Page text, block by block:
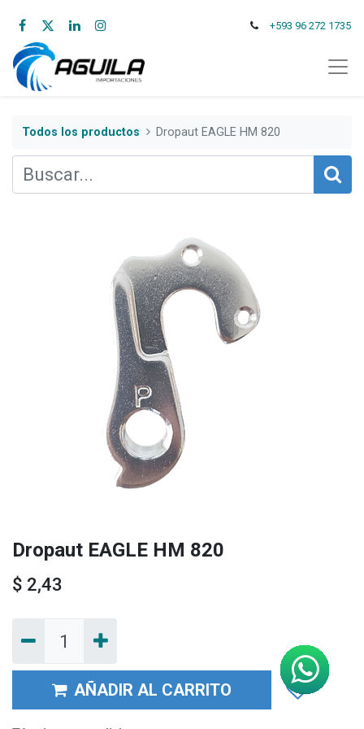
+593 96 272 1735
Todos los productos Dropaut EAGLE HM 820
Dropaut EAGLE HM 820
$ 2,43
AÑADIR AL CARRITO